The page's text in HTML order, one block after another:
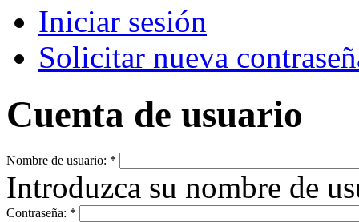
Iniciar sesión
Solicitar nueva
Cuenta de usuario
Nombre de usuario: *
Introduzca su nombre de
Contraseña: *